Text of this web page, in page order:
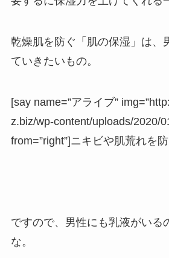
乾燥肌を防ぐ「肌の保湿」は、
ていきたいもの。
[say name=”アライブ”
z.biz/wp-content/uploads/2020/
from=”right”]ニキビや肌荒れを
ですので、男性にも乳液がいる
な。